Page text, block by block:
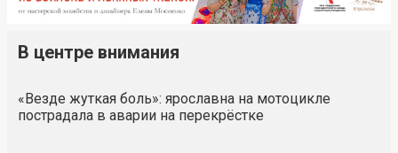
В центре внимания
«Везде жуткая боль»: ярославна на мотоцикле
пострадала в аварии на перекрёстке